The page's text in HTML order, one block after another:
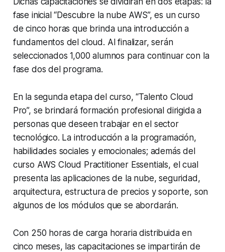
fase inicial “Descubre la nube AWS”, es un curso
de cinco horas que brinda una introducción a
fundamentos del cloud. Al finalizar, serán
seleccionados 1,000 alumnos para continuar con la
fase dos del programa.
En la segunda etapa del curso, “Talento Cloud
Pro”, se brindará formación profesional dirigida a
personas que deseen trabajar en el sector
tecnológico. La introducción a la programación,
habilidades sociales y emocionales; además del
curso AWS Cloud Practitioner Essentials, el cual
presenta las aplicaciones de la nube, seguridad,
arquitectura, estructura de precios y soporte, son
algunos de los módulos que se abordarán.
Con 250 horas de carga horaria distribuida en
cinco meses, las capacitaciones se impartirán de